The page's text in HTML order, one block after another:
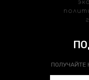
ПОЛУЧАЙТЕ